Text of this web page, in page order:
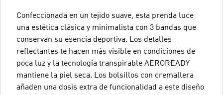
Confeccionada en un tejido suave, esta prenda luce
una estética clásica y minimalista con 3 bandas que
conservan su esencia deportiva. Los detalles
reflectantes te hacen más visible en condiciones de
poca luz y la tecnología transpirable AEROREADY
mantiene la piel seca. Los bolsillos con cremallera
añaden una dosis extra de funcionalidad a este diseño